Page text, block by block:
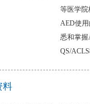
等医学院
AED使
悉和掌握
QS/
料